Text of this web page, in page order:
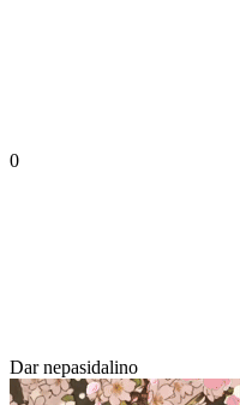
0
Dar nepasidalino